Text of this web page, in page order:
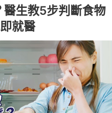
生教5步判斷食物
就醫